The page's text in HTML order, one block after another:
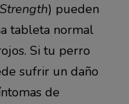
) pueden
tableta normal
Si tu perro
sufrir un daño
de